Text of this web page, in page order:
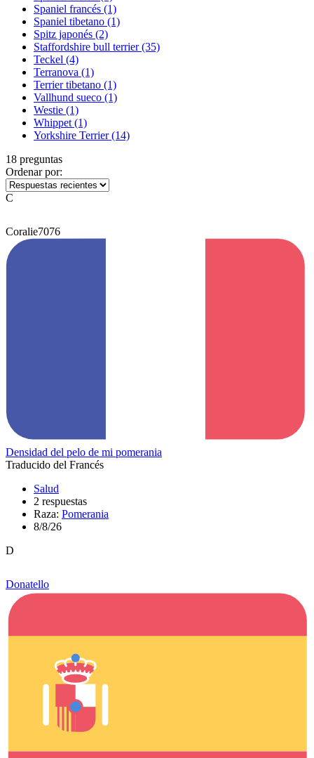
Spaniel francés (1)
Spaniel tibetano (1)
Spitz japonés (2)
Staffordshire bull terrier(35)
Teckel (4)
Terranova (1)
Terrier tibetano (1)
Vallhund sueco (1)
Westie (1)
Whippet (1)
Yorkshire Terrier(14)
18 preguntas
Ordenar por:
C
Coralie7076
Densidad del pelo de mi pomerania
Traducido del Francés
Salud
2 respuestas
Raza: Pomerania
8/8/26
D
Donatello